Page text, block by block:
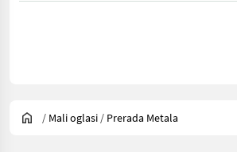
/ Mali oglasi / Prerada Metala